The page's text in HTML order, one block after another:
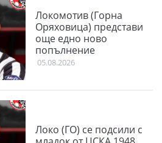
Локомотив (Горна
Оряховица) представи
още едно ново
попълнение
05.08.2026
Локо (ГО) се подсили с